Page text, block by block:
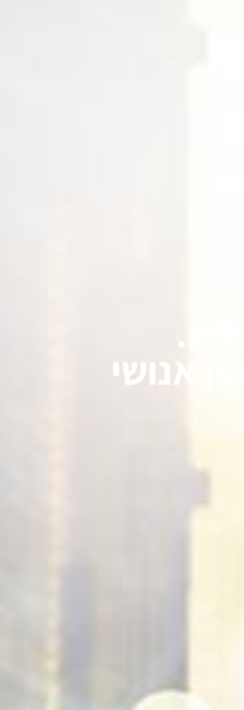
אנושי